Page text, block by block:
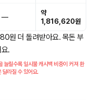
—
약
1,816,620원
원 더 돌려받아요. 목돈 부
.
릴수록 일시불 캐시백 비중이 커져 환
달라질 수 있어요.